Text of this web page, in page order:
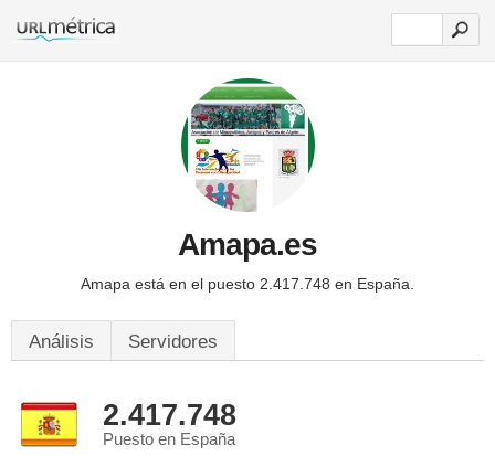
Amapa.es
Amapa está en el puesto 2.417.748 en España.
Análisis Servidores
2.417.748
Puesto en España